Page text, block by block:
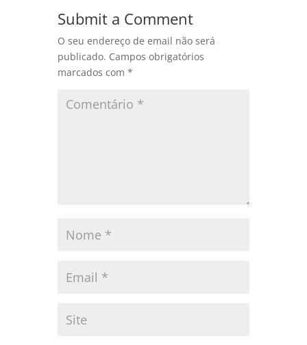
Submit a Comment
O seu endereço de email não será
publicado. Campos obrigatórios
marcados com *